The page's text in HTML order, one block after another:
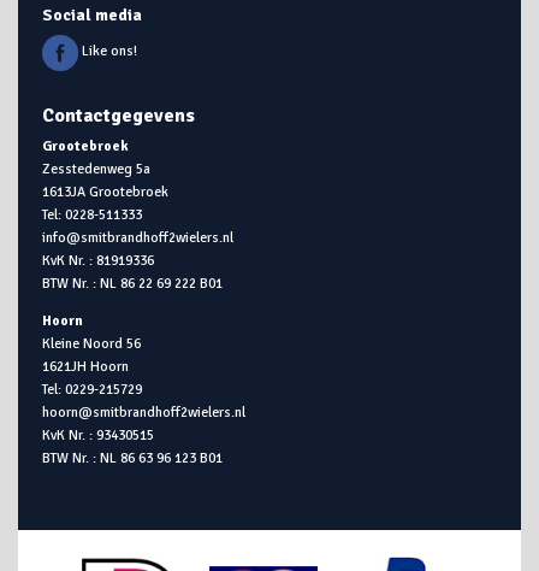
Social media
Like ons!
Contactgegevens
Grootebroek
Zesstedenweg 5a
1613JA Grootebroek
Tel: 0228-511333
info@smitbrandhoff2wielers.nl
KvK Nr. : 81919336
BTW Nr. : NL 86 22 69 222 B01
Hoorn
Kleine Noord 56
1621JH Hoorn
Tel: 0229-215729
hoorn@smitbrandhoff2wielers.nl
KvK Nr. : 93430515
BTW Nr. : NL 86 63 96 123 B01